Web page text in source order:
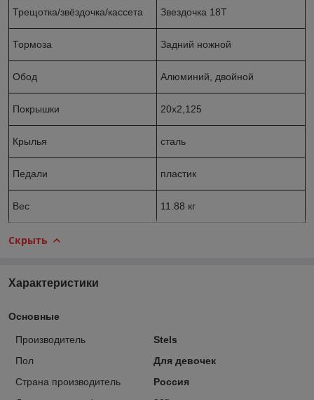
Трещотка/звёздочка/кассета Звездочка 18Т
Тормоза Задний ножной
Обод Алюминий, двойной
Покрышки 20x2,125
Крылья сталь
Педали пластик
Вес 11.88 кг
Скрыть
Характеристики
Основные
Производитель
Stels
Пол
Для девочек
Страна производитель
Россия